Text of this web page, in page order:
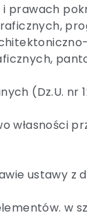
(Dz.U. nr
ustawy z
w